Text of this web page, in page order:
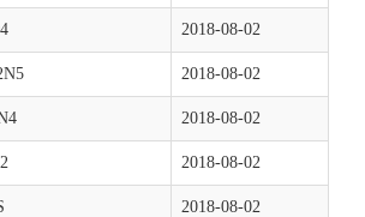
2018-08-02
2018-08-02
2018-08-02
2018-08-02
2018-08-02